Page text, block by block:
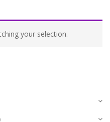
your selection.